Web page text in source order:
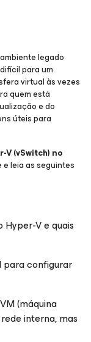
legado
para um
virtual às vezes
quem está
e do
úteis para
(vSwitch) no
e leia as seguintes
Hyper-V e quais
para configurar
(máquina
interna, mas